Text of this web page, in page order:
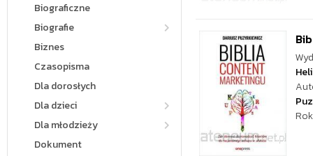
Biograficzne
Biografie
Biznes
Czasopisma
Dla dorosłych
Dla dzieci
Dla młodzieży
Dokument